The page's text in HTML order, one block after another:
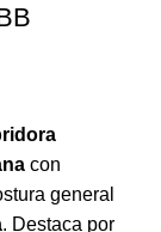
con
general
. Destaca por